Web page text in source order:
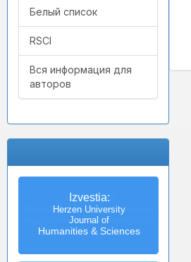
Белый список
RSCI
Вся информация для
авторов
Izvestia:
Herzen University
Journal of
Humanities & Sciences